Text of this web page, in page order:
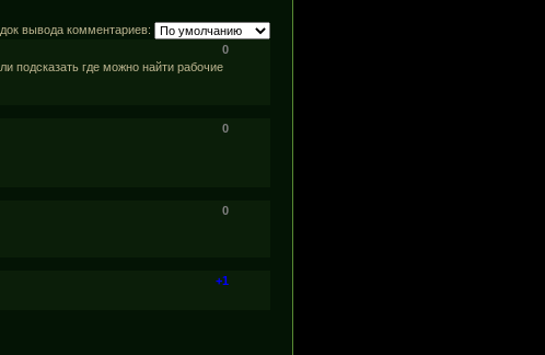
вывода комментариев:
0
подсказать где можно найти рабочие
0
0
+1